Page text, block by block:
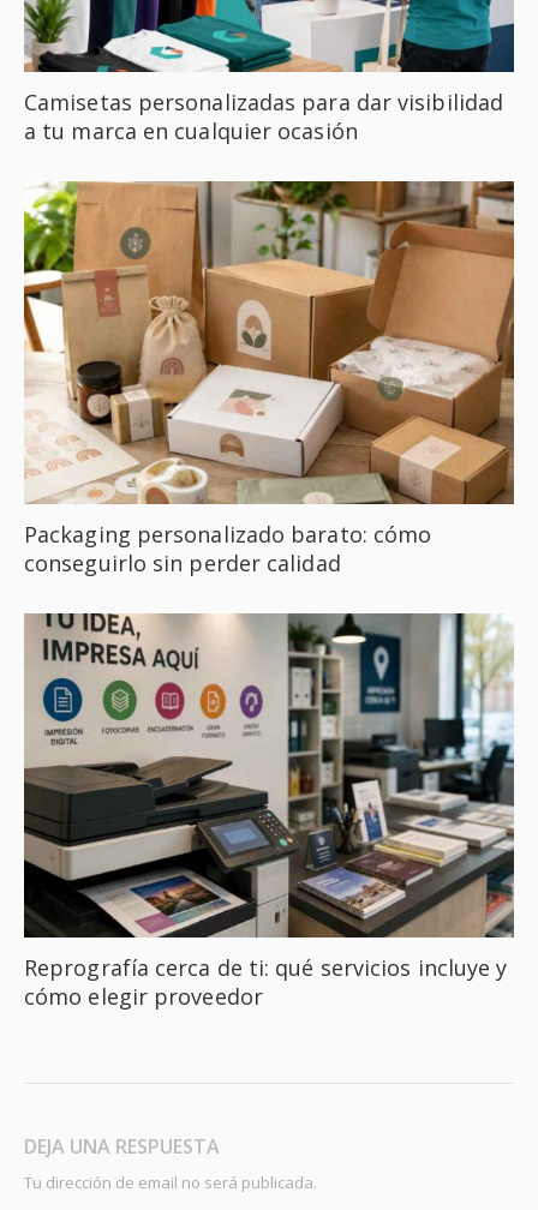
Camisetas personalizadas para dar visibilidad
a tu marca en cualquier ocasión
Packaging personalizado barato: cómo
conseguirlo sin perder calidad
Reprografía cerca de ti: qué servicios incluye y
cómo elegir proveedor
DEJA UNA RESPUESTA
Tu dirección de email no será publicada.